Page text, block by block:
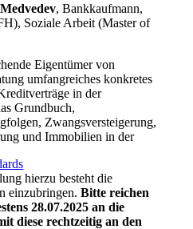
, Bankkaufmann,
Soziale Arbeit (Master of
Eigentümer von
umfangreiches konkretes
in der
Grundbuch,
Zwangsversteigerung,
und Immobilien in der
hierzu besteht die
einzubringen.Bitte reichen
28.07.2025 an die
diese rechtzeitig an den